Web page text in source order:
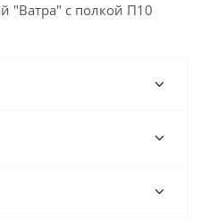
"Ватра" с полкой П10